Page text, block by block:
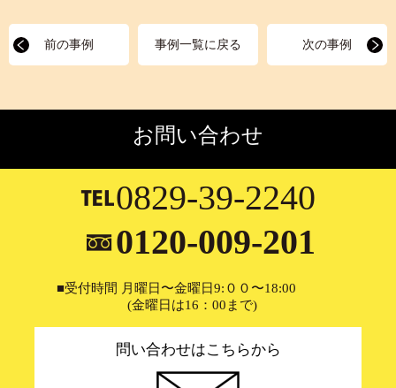
前の事例 事例一覧に戻る 次の事例
お問い合わせ
0829-39-2240
0120-009-201
■受付時間 月曜日〜金曜日9:００〜18:00
(金曜日は16：00まで)
問い合わせはこちらから